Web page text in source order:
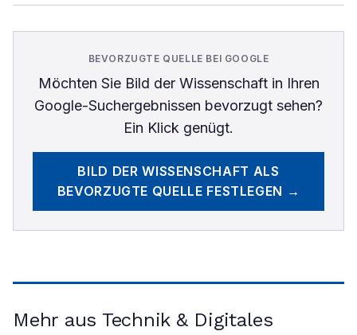
BEVORZUGTE QUELLE BEI GOOGLE
Möchten Sie Bild der Wissenschaftin Ihren
Google-Suchergebnissen bevorzugt sehen?
Ein Klick genügt.
BILD DER WISSENSCHAFT ALS
BEVORZUGTE QUELLE FESTLEGEN →
Mehr aus Technik & Digitales